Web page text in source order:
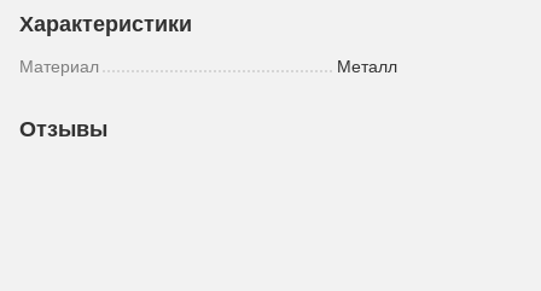
Характеристики
Материал Металл
Отзывы